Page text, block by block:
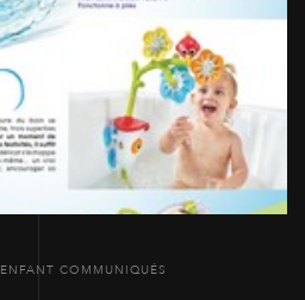
ENFANT COMMUNIQUÉS